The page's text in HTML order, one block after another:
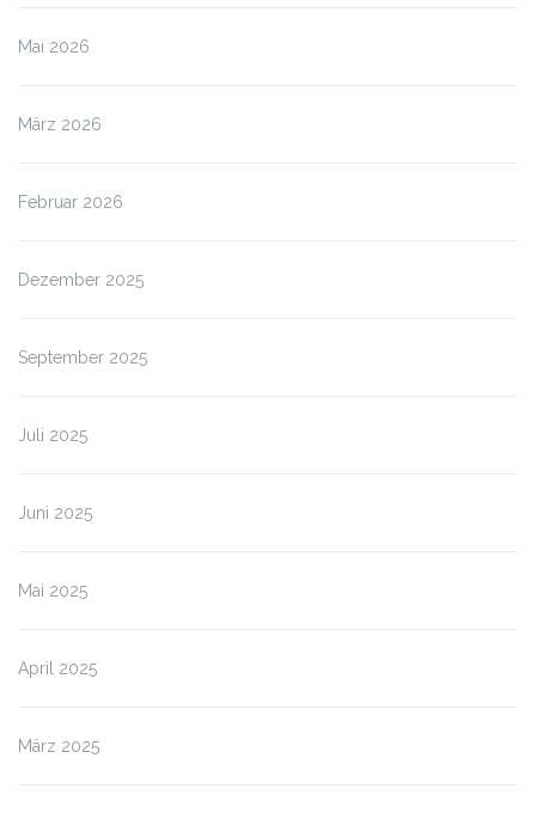
Mai 2026
März 2026
Februar 2026
Dezember 2025
September 2025
Juli 2025
Juni 2025
Mai 2025
April 2025
März 2025